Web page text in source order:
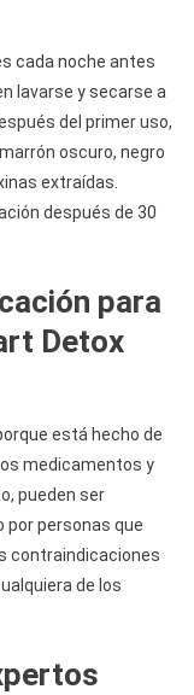
cada noche antes
lavarse y secarse a
del primer uso,
oscuro, negro
extraídas.
después de 30
para
Detox
está hecho de
medicamentos y
pueden ser
personas que
contraindicaciones
de los